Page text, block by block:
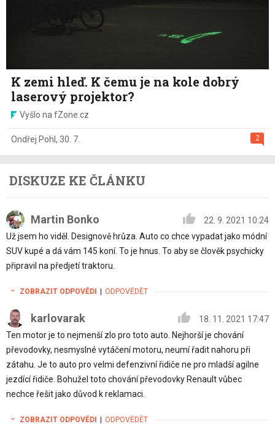
K zemi hleď. K čemu je na kole dobrý
laserový projektor?
Vyšlo na fZone.cz
2
Ondřej Pohl , 30. 7.
DISKUZE KE ČLÁNKU
Martin Bonko
22. 9. 2021 10:24
Už jsem ho viděl. Designově hrůza. Auto co chce vypadat jako módní
SUV kupé a dá vám 145 koní. To je hnus. To aby se člověk psychicky
připravil na předjetí traktoru.
ZOBRAZIT ODPOVĚDI ODPOVĚDĚT
karlovarak
18. 11. 2021 17:47
Ten motor je to nejmenší zlo pro toto auto. Nejhorší je chování
převodovky, nesmyslné vytáčení motoru, neumí řadit nahoru při
zátahu. Je to auto pro velmi defenzivní řidiče ne pro mladší agilne
jezdící řidiče. Bohužel toto chování převodovky Renault vůbec
nechce řešit jako důvod k reklamaci.
ZOBRAZIT ODPOVĚDI ODPOVĚDĚT